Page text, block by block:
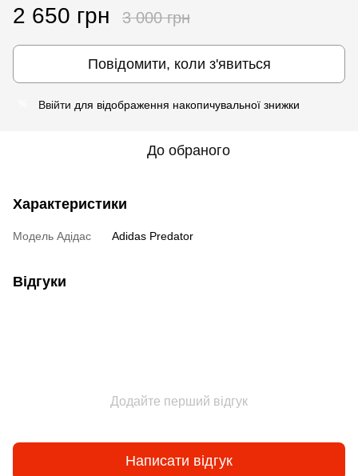
2 650 грн 3 000 грн
Повідомити, коли з'явиться
Ввійти для відображення накопичувальної знижки
До обраного
Характеристики
Модель Адідас Adidas Predator
Відгуки
Додайте перший відгук
Написати відгук